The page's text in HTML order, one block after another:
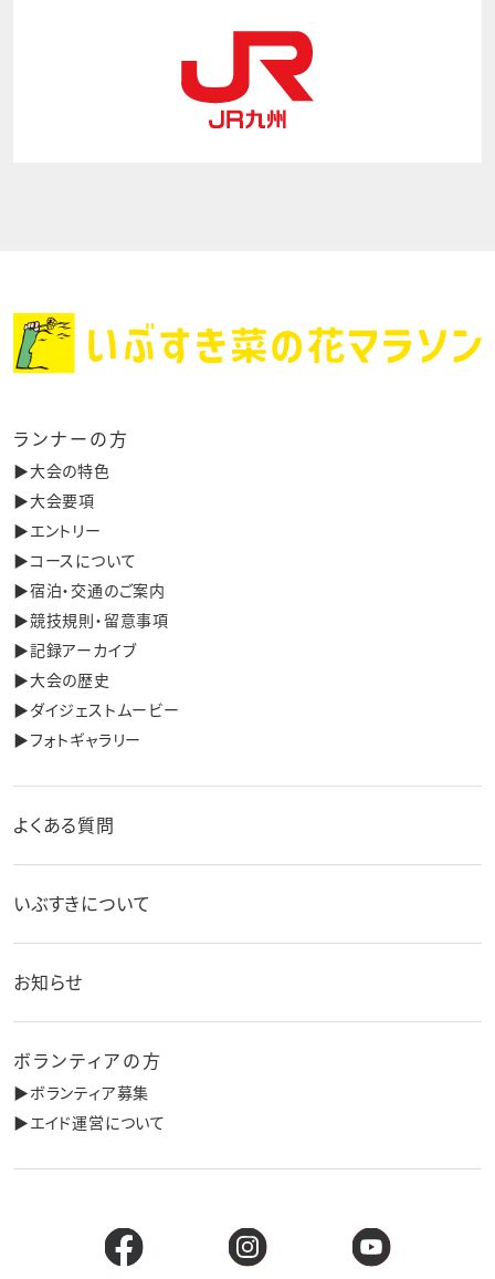
ランナーの方
▶︎大会の特色
▶︎大会要項
▶︎エントリー
▶︎コースについて
▶︎宿泊・交通のご案内
▶︎競技規則・留意事項
▶︎記録アーカイブ
▶︎大会の歴史
▶︎ダイジェストムービー
▶︎フォトギャラリー
よくある質問
いぶすきについて
お知らせ
ボランティアの方
▶︎ボランティア募集
▶︎エイド運営について